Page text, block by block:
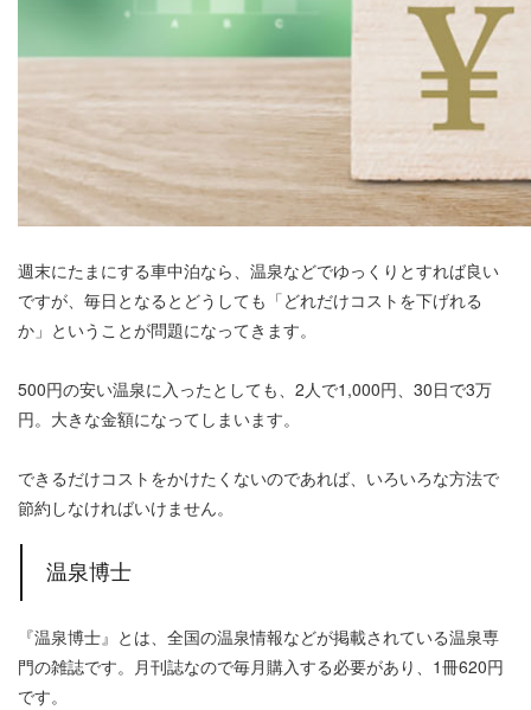
週末にたまにする車中泊なら、温泉などでゆっくりとすれば良い
ですが、毎日となるとどうしても「どれだけコストを下げれる
か」ということが問題になってきます。
500円の安い温泉に入ったとしても、2人で1,000円、30日で3万
円。大きな金額になってしまいます。
できるだけコストをかけたくないのであれば、いろいろな方法で
節約しなければいけません。
温泉博士
『温泉博士』とは、全国の温泉情報などが掲載されている温泉専
門の雑誌です。月刊誌なので毎月購入する必要があり、1冊620円
です。